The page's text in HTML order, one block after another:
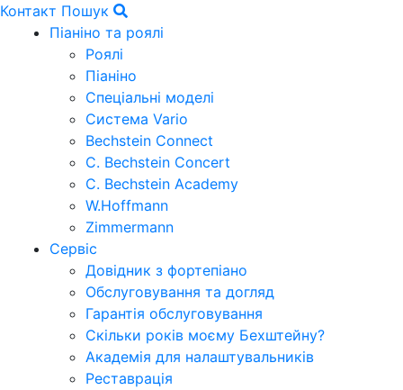
Контакт Пошук
Піаніно та роялі
Роялі
Піаніно
Спеціальні моделі
Система Vario
Bechstein Connect
C. Bechstein Concert
C. Bechstein Academy
W.Hoffmann
Zimmermann
Сервіс
Довідник з фортепіано
Обслуговування та догляд
Гарантія обслуговування
Скільки років моєму Бехштейну?
Академія для налаштувальників
Реставрація